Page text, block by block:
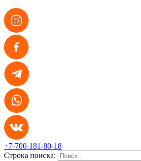
+7-700-181-80-18
Строка поиска: